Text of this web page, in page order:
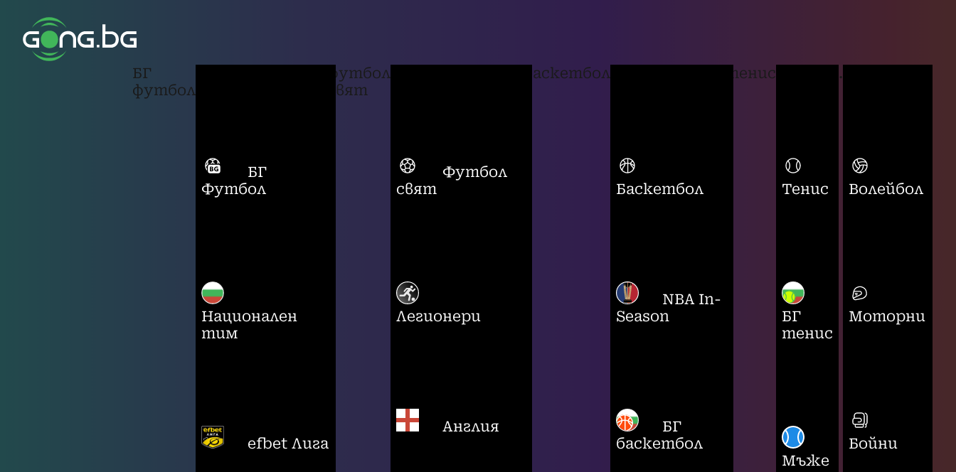
БГ
футбол
БГ
Футбол
Национален
тим
efbet Лига
футбол
свят
Футбол
свят
Легионери
Англия
баскетбол
Баскетбол
NBA In-
Season
БГ
баскетбол
тенис
Тенис
БГ
тенис
Мъже
...
Волейбол
Моторни
Бойни